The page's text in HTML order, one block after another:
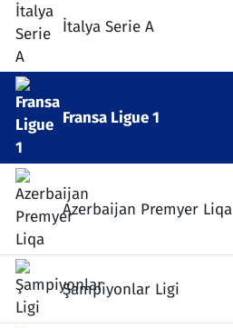
İtalya Serie A
Fransa Ligue 1
Azerbaijan Premyer Liqa
Şampiyonlar Ligi